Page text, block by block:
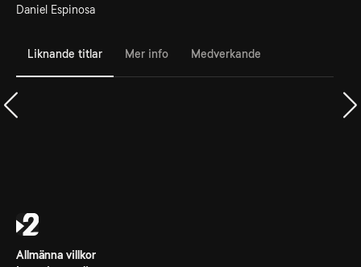
Daniel Espinosa
Liknande titlar Mer info Medverkande
Allmänna villkor